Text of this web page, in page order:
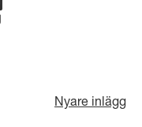
Nyare inlägg